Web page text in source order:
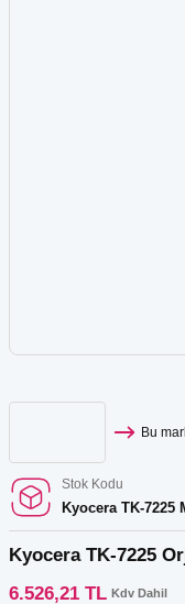
Bu
Stok Kodu
Kyocera TK-7225
Kyocera TK-7225
6.526,21 TL Kdv Dahil